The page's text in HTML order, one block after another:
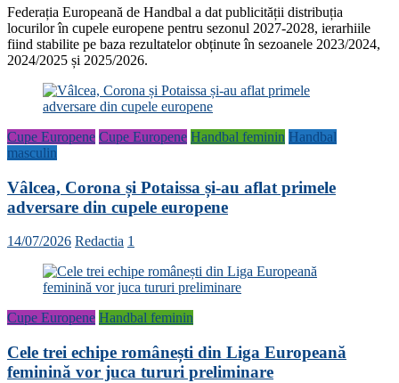
Federația Europeană de Handbal a dat publicității distribuția
locurilor în cupele europene pentru sezonul 2027-2028, ierarhiile
fiind stabilite pe baza rezultatelor obținute în sezoanele 2023/2024,
2024/2025 și 2025/2026.
Cupe Europene Cupe Europene Handbal feminin Handbal
masculin
Vâlcea, Corona și Potaissa și-au aflat primele
adversare din cupele europene
14/07/2026 Redactia 1
Cupe Europene Handbal feminin
Cele trei echipe românești din Liga Europeană
feminină vor juca tururi preliminare